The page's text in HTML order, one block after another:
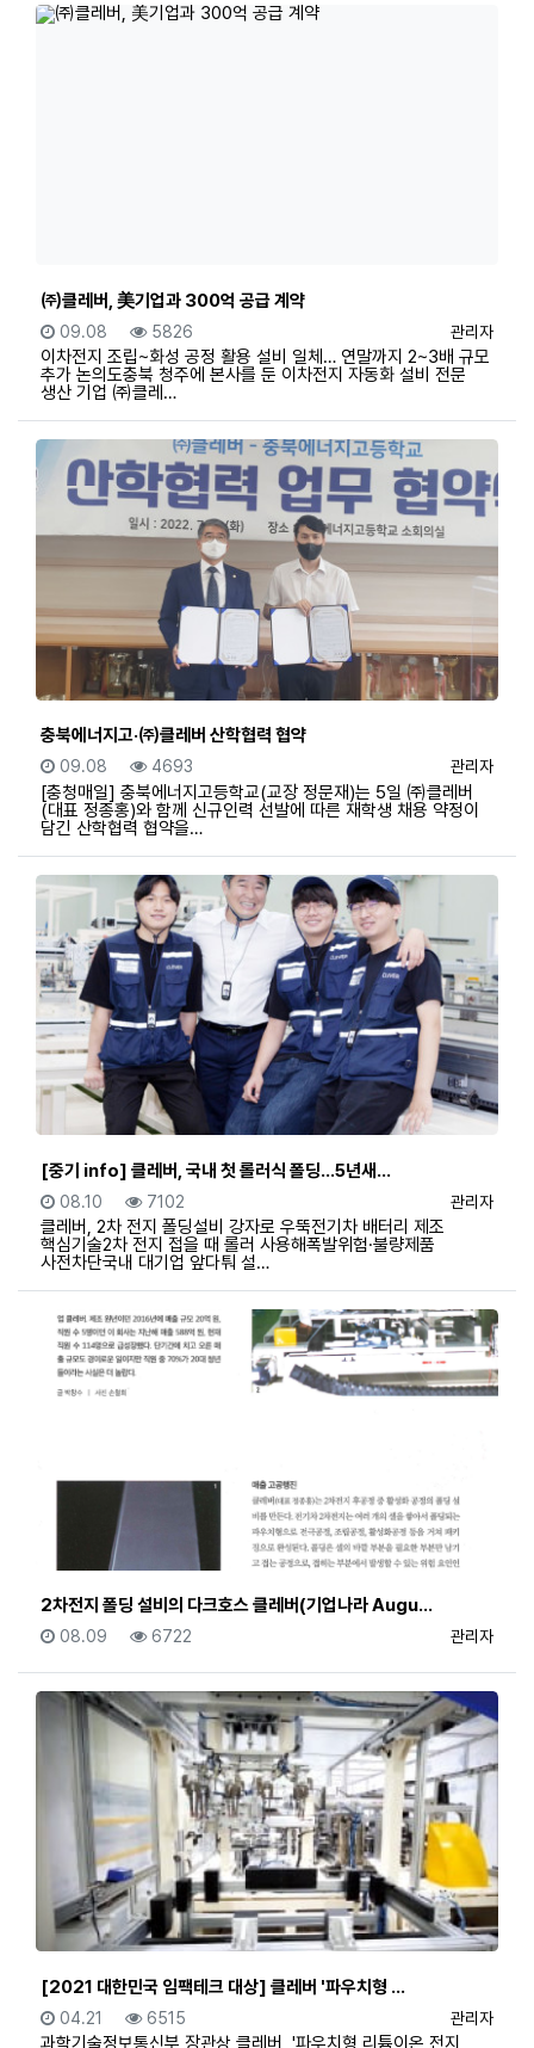
㈜클레버, 美기업과 300억 공급 계약
등록자
관리자
등록일
09.08 조회
5826
이차전지 조립~화성 공정 활용 설비 일체… 연말까지 2~3배 규모
추가 논의도충북 청주에 본사를 둔 이차전지 자동화 설비 전문
생산 기업 ㈜클레…
충북에너지고·㈜클레버 산학협력 협약
등록자
관리자
등록일
09.08 조회
4693
[충청매일] 충북에너지고등학교(교장 정문재)는 5일 ㈜클레버
(대표 정종홍)와 함께 신규인력 선발에 따른 재학생 채용 약정이
담긴 산학협력 협약을…
[중기 info] 클레버, 국내 첫 롤러식 폴딩…5년새…
등록자
관리자
등록일
08.10 조회
7102
클레버, 2차 전지 폴딩설비 강자로 우뚝전기차 배터리 제조
핵심기술2차 전지 접을 때 롤러 사용해폭발위험·불량제품
사전차단국내 대기업 앞다퉈 설…
2차전지 폴딩 설비의 다크호스 클레버(기업나라 Augu…
등록자
관리자
등록일
08.09 조회
6722
[2021 대한민국 임팩테크 대상] 클레버 '파우치형 …
등록자
관리자
등록일
04.21 조회
6515
과학기술정보통신부 장관상 클레버, '파우치형 리튬이온 전지